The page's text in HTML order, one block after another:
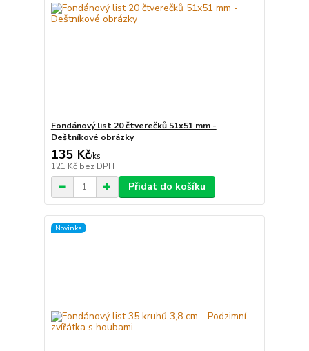
Fondánový list 20 čtverečků 51x51 mm -
Deštníkové obrázky
135 Kč/ks
121 Kč bez DPH
Přidat do košíku
Novinka